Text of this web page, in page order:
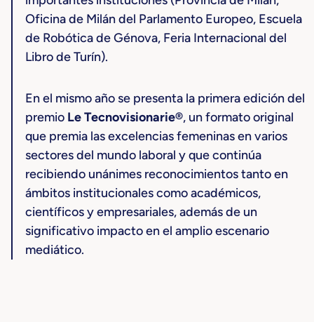
Oficina de Milán del Parlamento Europeo, Escuela
de Robótica de Génova, Feria Internacional del
Libro de Turín).
En el mismo año se presenta la primera edición del
premio Le Tecnovisionarie®, un formato original
que premia las excelencias femeninas en varios
sectores del mundo laboral y que continúa
recibiendo unánimes reconocimientos tanto en
ámbitos institucionales como académicos,
científicos y empresariales, además de un
significativo impacto en el amplio escenario
mediático.